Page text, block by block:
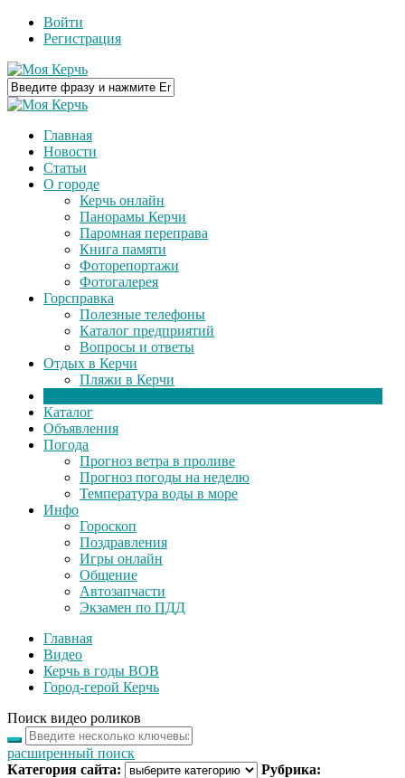
Войти
Регистрация
Главная
Новости
Статьи
О городе
Керчь онлайн
Панорамы Керчи
Паромная переправа
Книга памяти
Фоторепортажи
Фотогалерея
Горсправка
Полезные телефоны
Каталог предприятий
Вопросы и ответы
Отдых в Керчи
Пляжи в Керчи
Каталог
Объявления
Погода
Прогноз ветра в проливе
Прогноз погоды на неделю
Температура воды в море
Инфо
Гороскоп
Поздравления
Игры онлайн
Общение
Автозапчасти
Экзамен по ПДД
Главная
Видео
Керчь в годы ВОВ
Город-герой Керчь
Поиск видео роликов
расширенный поиск
Категория сайта:
Рубрика: